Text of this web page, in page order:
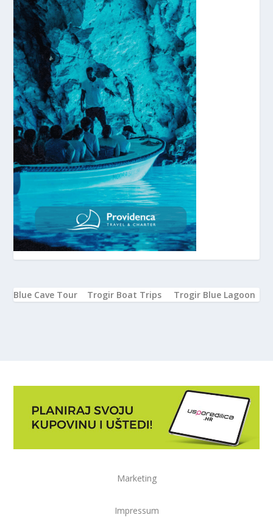
Blue Cave Tour Trogir Boat Trips Trogir Blue Lagoon
Marketing
Impressum